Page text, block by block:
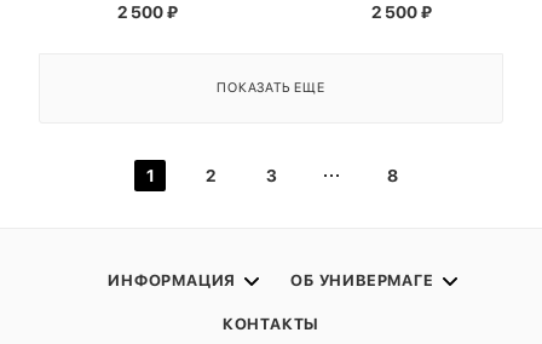
2 500₽ 2 500₽
ПОКАЗАТЬ ЕЩЕ
1 2 3 8
ИНФОРМАЦИЯ ОБ УНИВЕРМАГЕ
КОНТАКТЫ